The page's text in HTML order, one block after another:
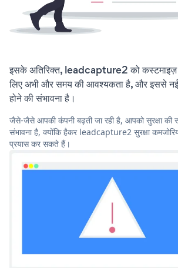
इसके अतिरिक्त, leadcapture2 को
लिए अभी और समय की आवश्यकता है, और इससे नई
होने की संभावना है।
जैसे-जैसे आपकी कंपनी बढ़ती जा रही है, आपको सुरक्षा की
संभावना है, क्योंकि हैकर leadcapture2 सुरक्षा
प्रयास कर सकते हैं।